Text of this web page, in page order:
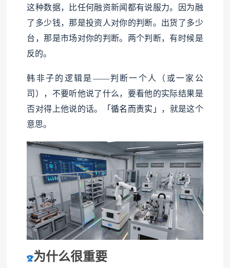
这种数据，比任何融资新闻都有说服力。因为融
了多少钱，那是投资人对你的判断。出货了多少
台，那是市场对你的判断。两个判断，有时候是
反的。
韩非子的逻辑是——判断一个人（或一家公
司），不要听他说了什么，要看他的实际结果是
否对得上他说的话。
「循名而责实」
，就是这个
意思。
🏆为什么很重要